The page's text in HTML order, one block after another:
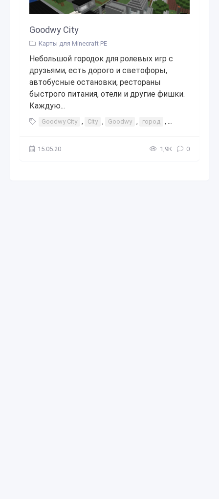
Goodwy City
Карты для Minecraft PE
Небольшой городок для ролевых игр с
друзьями, есть дорого и светофоры,
автобусные остановки, рестораны
быстрого питания, отели и другие фишки.
Каждую...
Goodwy City , City , Goodwy , город , города
15.05.20 1,9К 0